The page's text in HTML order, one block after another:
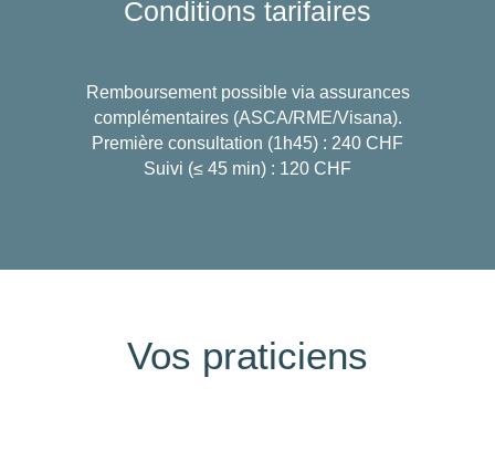
Conditions tarifaires
Remboursement possible via assurances
complémentaires (ASCA/RME/Visana).
Première consultation (1h45) : 240 CHF
Suivi (≤ 45 min) : 120 CHF
Vos praticiens